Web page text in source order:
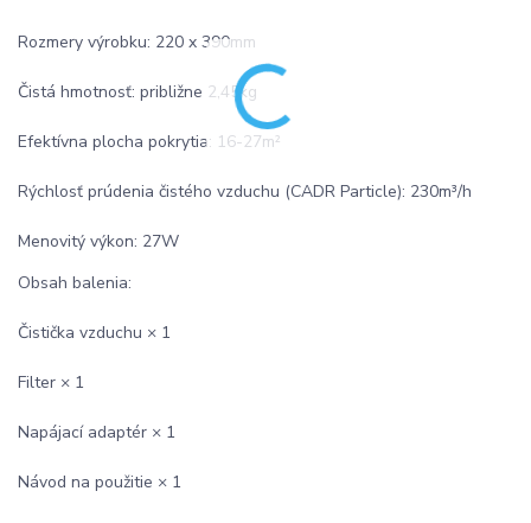
Rozmery výrobku: 220 x 390mm
Čistá hmotnosť: približne 2,45kg
Efektívna plocha pokrytia: 16-27m²
Rýchlosť prúdenia čistého vzduchu (CADR Particle): 230m³/h
Menovitý výkon: 27W
Obsah balenia:
Čistička vzduchu × 1
Filter × 1
Napájací adaptér × 1
Návod na použitie × 1